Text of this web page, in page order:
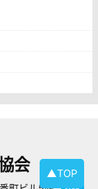
▲TOP
会